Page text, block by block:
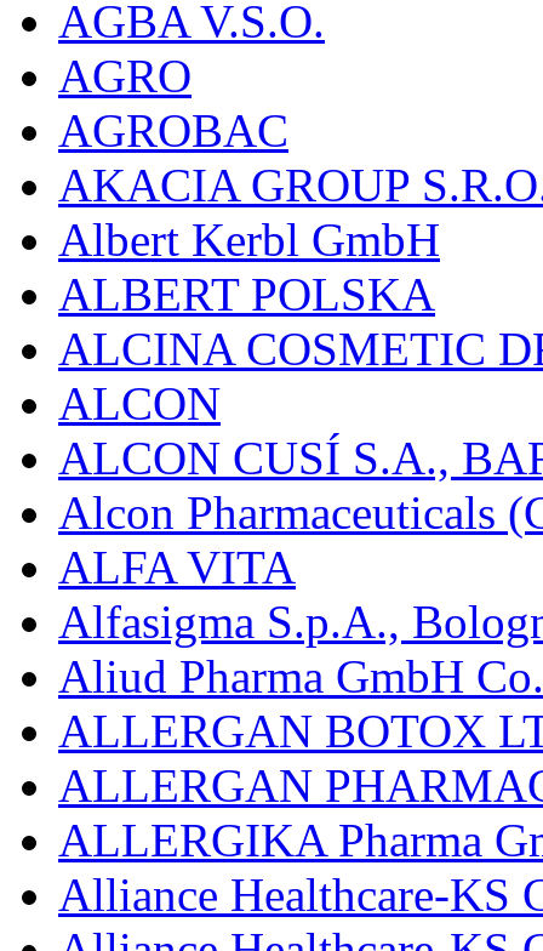
AGBA V.S.O.
AGRO
AGROBAC
AKACIA GROUP
Albert Kerbl GmbH
ALBERT POLSKA
ALCINA COSMETIC
ALCON
ALCON CUSÍ S.A.,
Alcon Pharmaceuticals
ALFA VITA
Alfasigma S.p.A.,
Aliud Pharma GmbH
ALLERGAN BOTOX
ALLERGAN
ALLERGIKA Pharma
Alliance Healthcare-KS